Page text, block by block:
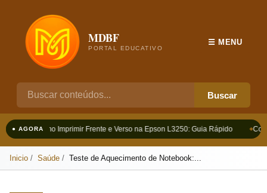
MDBF
PORTAL EDUCATIVO
Buscar
☰ MENU
● AGORAComo Imprimir Frente e Verso na Epson L3250: Guia Rápido
Inicio Saúde Teste de Aquecimento de Notebook:...